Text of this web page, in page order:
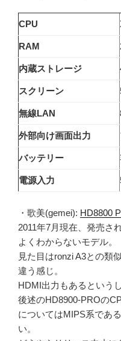
CPU
RAM
内蔵ストレージ
スクリーン
無線LAN
外部向け画面出力
バッテリー
電源入力
・歌美(gemei): HD8800
2011年7月現在、発売さ
よくわからないモデル。
見た目はronzi A3との類
違う感じ。
HDMI出力もあるというし
後述のHD8900-PROの
についてはMIPS系であ
い。